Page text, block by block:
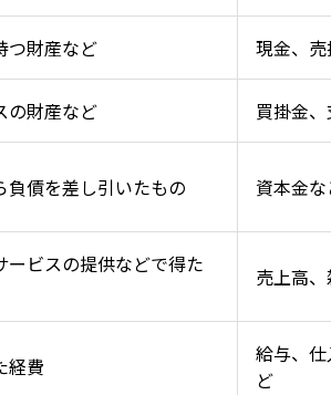
つ財産など 現金、
の財産など 買掛金
負債を差し引いたもの 資本金
ービスの提供などで得た
売上高
経費
給与、
ど